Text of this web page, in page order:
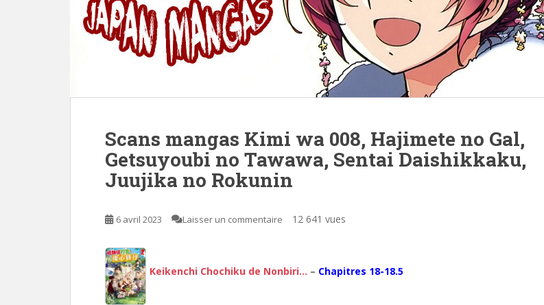
Scans mangas Kimi wa 008, Hajimete no Gal,
Getsuyoubi no Tawawa, Sentai Daishikkaku,
Juujika no Rokunin
6 avril 2023 Laisser un commentaire 12 641 vues
Keikenchi Chochiku de Nonbiri… – Chapitres 18-18.5